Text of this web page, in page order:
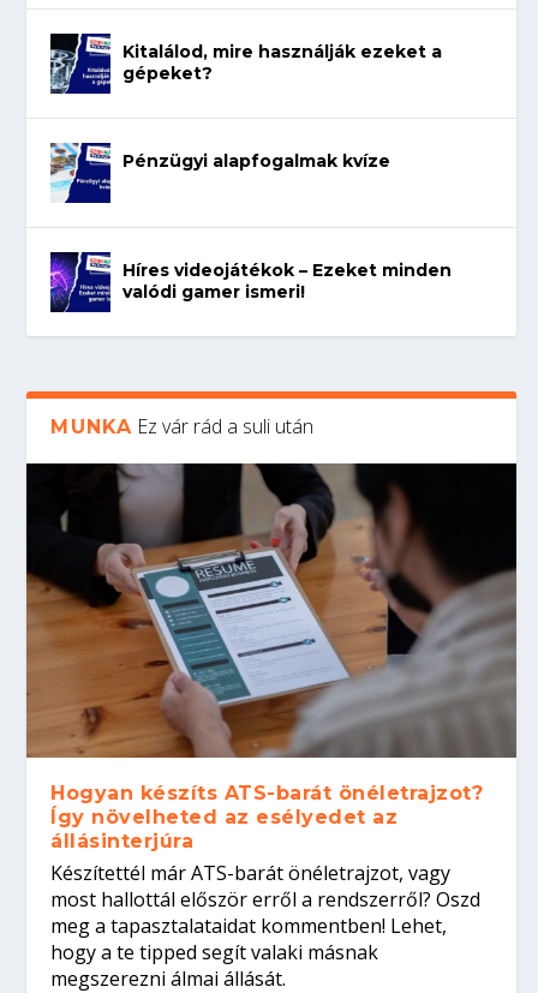
Kitalálod, mire használják ezeket a
gépeket?
Pénzügyi alapfogalmak kvíze
Híres videojátékok – Ezeket minden
valódi gamer ismeri!
MUNKA Ez vár rád a suli után
Hogyan készíts ATS-barát önéletrajzot?
Így növelheted az esélyedet az
állásinterjúra
Készítettél már ATS-barát önéletrajzot, vagy
most hallottál először erről a rendszerről? Oszd
meg a tapasztalataidat kommentben! Lehet,
hogy a te tipped segít valaki másnak
megszerezni álmai állását.